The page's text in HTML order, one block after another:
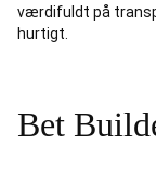
værdifuldt på
hurtigt.
Bet